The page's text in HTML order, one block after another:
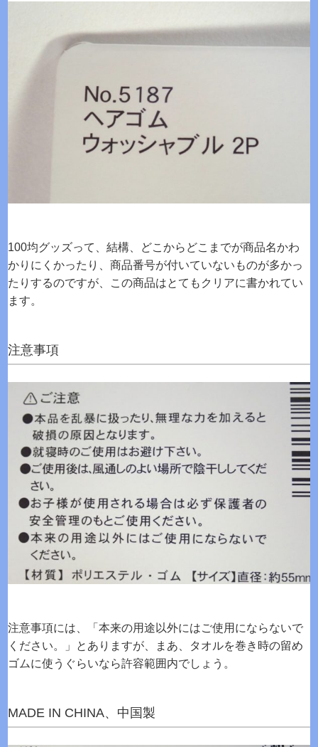
100均グッズって、結構、どこからどこまでが商品名かわ
かりにくかったり、商品番号が付いていないものが多かっ
たりするのですが、この商品はとてもクリアに書かれてい
ます。
注意事項
注意事項には、「本来の用途以外にはご使用にならないで
ください。」とありますが、まあ、タオルを巻き時の留め
ゴムに使うぐらいなら許容範囲内でしょう。
MADE IN CHINA、中国製